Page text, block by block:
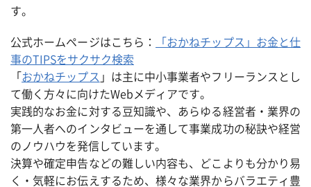
す。
公式ホームページはこちら：
「おかねチップス」お金と仕
事のTIPSをサクサク検索
「 おかねチップス 」は主に中小事業者やフリーランスとし
て働く方々に向けたWebメディアです。
実践的なお金に対する豆知識や、あらゆる経営者・業界の
第一人者へのインタビューを通して事業成功の秘訣や経営
のノウハウを発信しています。
決算や確定申告などの難しい内容も、どこよりも分かり易
く・気軽にお伝えするため、様々な業界からバラエティ豊